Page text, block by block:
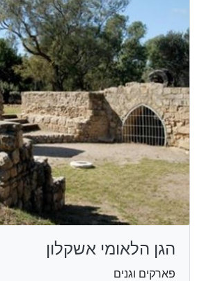
הגן הלאומי אשקלון
פארקים וגנים